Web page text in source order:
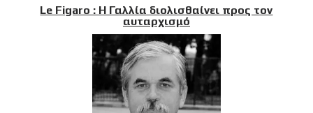
Le Figaro : Η Γαλλία διολισθαίνει προς τον
αυταρχισμό